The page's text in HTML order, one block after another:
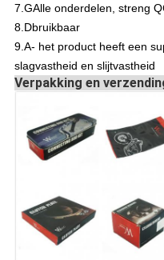
7.GAlle onderdelen, streng
8.Dbruikbaar
9.A- het product heeft een
slagvastheid en slijtvastheid
Verpakking en